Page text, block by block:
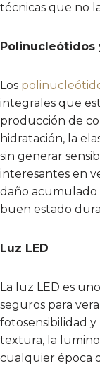
técnicas que no
Polinucleótidos
Los
integrales que
producción de
hidratación, la
sin generar
interesantes en
daño acumulado
buen estado
Luz LED
La luz LED es
seguros para
fotosensibilidad
textura, la
cualquier época